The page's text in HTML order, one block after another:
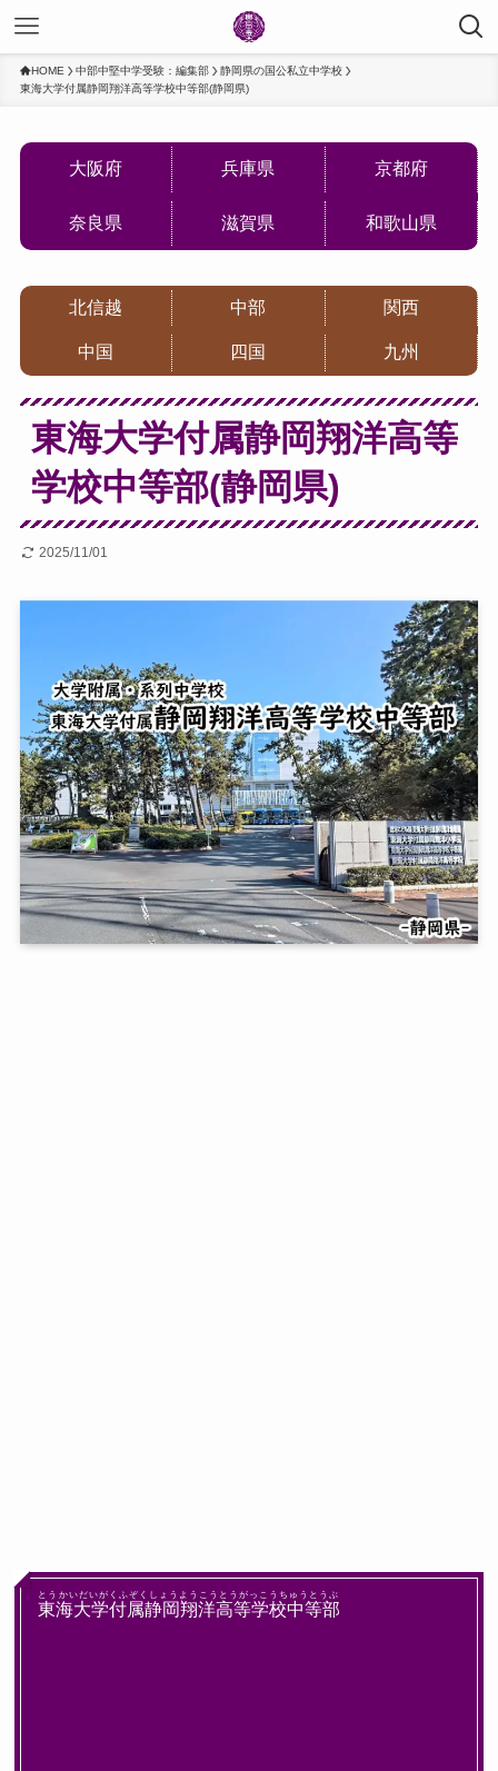
HOME 中部中堅中学受験：編集部
静岡県の国公私立中学校
東海大学付属静岡翔洋高等学校中等部(静岡県)
大阪府 兵庫県 京都府
奈良県 滋賀県 和歌山県
北信越 中部 関西
中国 四国 九州
東海大学付属静岡翔洋高等
学校中等部(静岡県)
2025/11/01
東海大学付属静岡翔洋高等学校中等部
とうかいだいがくふぞくしょうようこうとうがっこうちゅうとうぶ